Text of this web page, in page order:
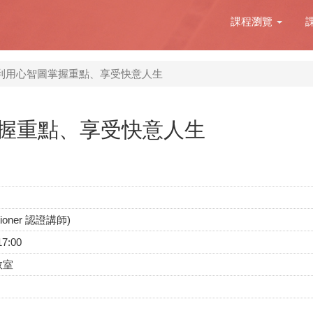
課程瀏覽
用心智圖掌握重點、享受快意人生
重點、享受快意人生
認證講師)
室